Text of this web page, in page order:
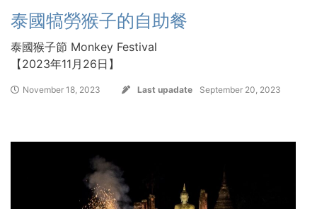
泰國犒勞猴子的自助餐
泰國猴子節 Monkey Festival
【2023年11月26日】
November 18, 2023 Last upadate September 20, 2023